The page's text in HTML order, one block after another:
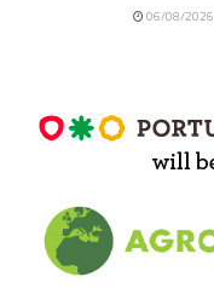
06/08/2026